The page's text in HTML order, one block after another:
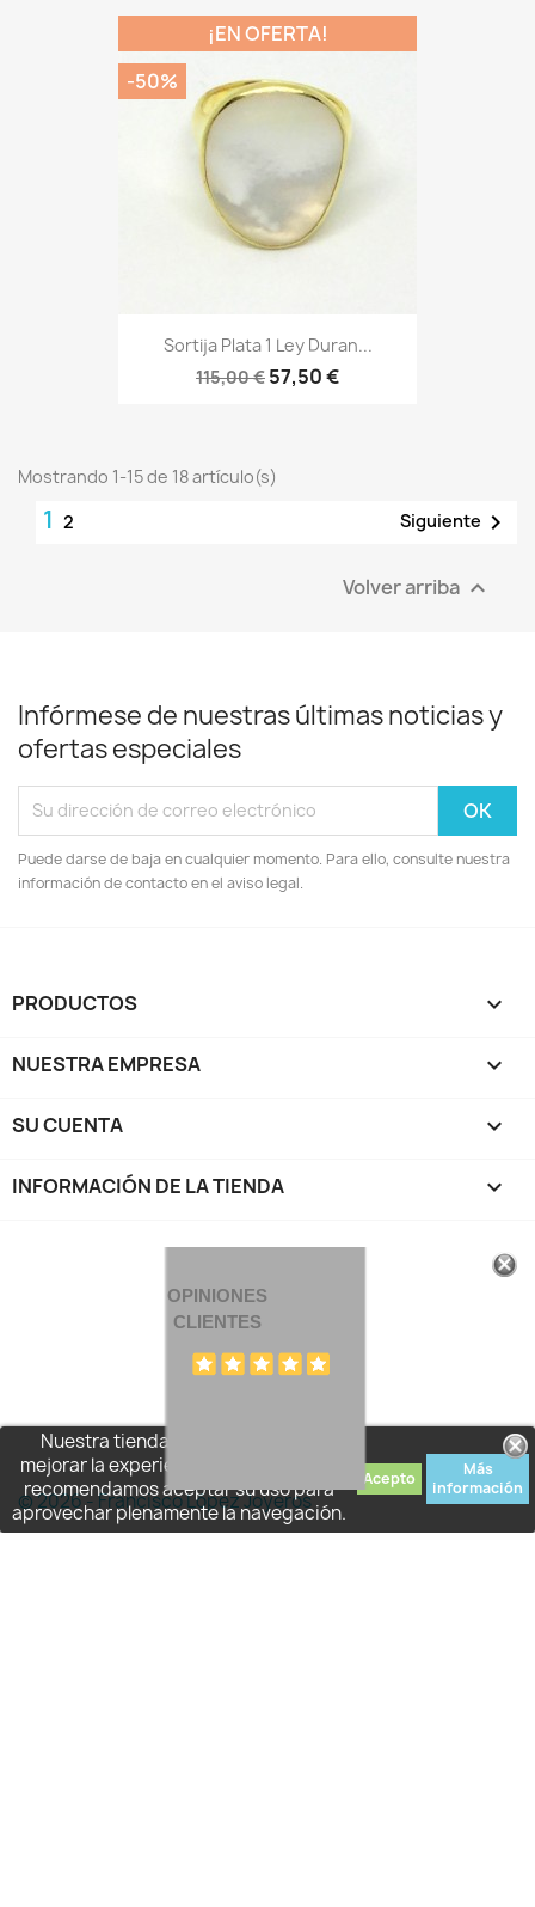
Nuestra tienda usa cookies para
mejorar la experiencia de usuario y le
recomendamos aceptar su uso para
aprovechar plenamente la navegación.
Acepto
Más
información
Sortija Plata 1 Ley Duran...
115,00 € 57,50 €
¡EN OFERTA!
-50%
Mostrando 1-15 de 18 artículo(s)
1 2 Siguiente 
Volver arriba 
Infórmese de nuestras últimas noticias y
ofertas especiales
Puede darse de baja en cualquier momento. Para ello, consulte nuestra
información de contacto en el aviso legal.
PRODUCTOS 
NUESTRA EMPRESA 
SU CUENTA 
INFORMACIÓN DE LA TIENDA keyboard_arrow_down
OPINIONES
CLIENTES
© 2026 - Francisco López Joyeros